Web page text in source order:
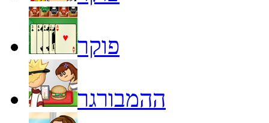
פוקר
ההמבורגר